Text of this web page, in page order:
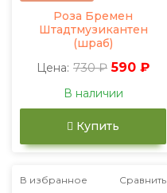
Роза Бремен
Штадтмузикантен
(шраб)
Цена: 730 ₽ 590 ₽
В наличии
Купить
В избранное Сравнить